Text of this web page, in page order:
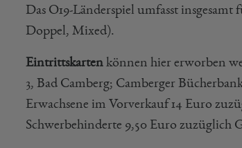
Das O19-Länderspiel umfasst
Doppel, Mixed).
Eintrittskarten können hier erworben
3, Bad Camberg; Camberger
Erwachsene im Vorverkauf 14 Euro
Schwerbehinderte 9,50 Euro zuzüglich